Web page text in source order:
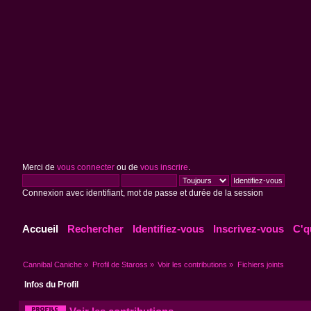
Merci de vous connecterou de vous inscrire
Connexion avec identifiant, mot de passe et durée de la session
Accueil Rechercher Identifiez-vous Inscrivez-vous
Cannibal Caniche » Profil de Staross » Voir les contributions » Fichiers joints
Infos du Profil